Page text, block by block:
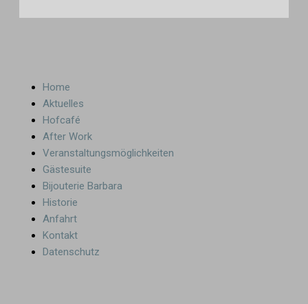
Home
Aktuelles
Hofcafé
After Work
Veranstaltungsmöglichkeiten
Gästesuite
Bijouterie Barbara
Historie
Anfahrt
Kontakt
Datenschutz